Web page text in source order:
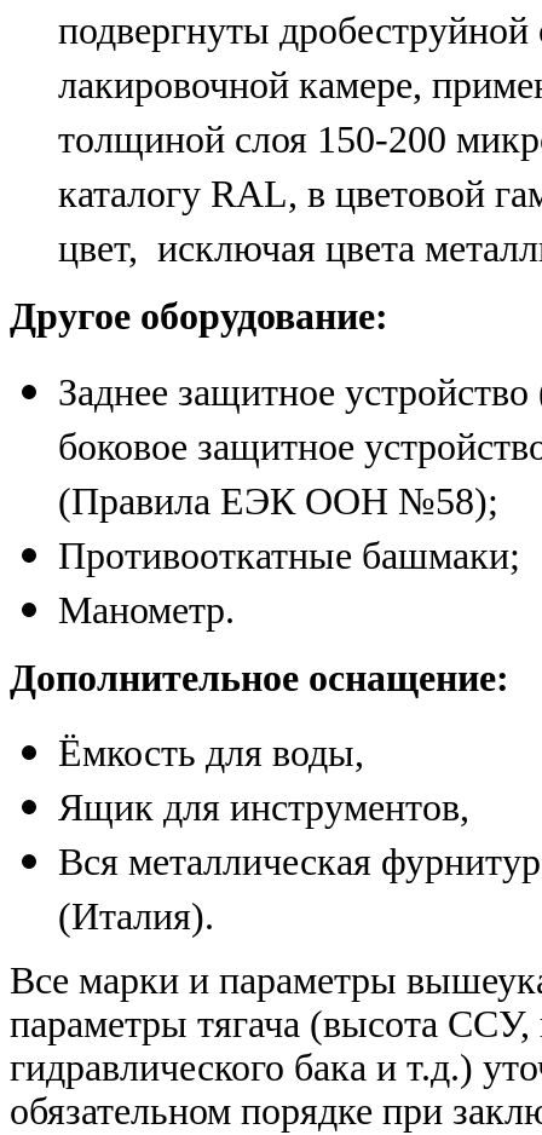
подвергнуты дробеструйной
лакировочной камере,
толщиной слоя 150-200
каталогу RAL, в цветовой
цвет, исключая цвета
Другое оборудование:
Заднее защитное
боковое защитное
(Правила ЕЭК ООН №58);
Противооткатные башмаки;
Манометр.
Дополнительное оснащение:
Ёмкость для воды,
Ящик для инструментов,
Вся металлическая
(Италия).
Все марки и параметры
параметры тягача (высота
гидравлического бака и т.д.)
обязательном порядке при